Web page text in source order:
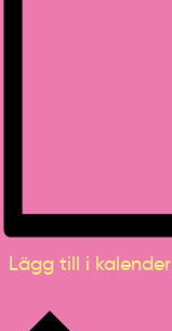
Lägg till i kalender